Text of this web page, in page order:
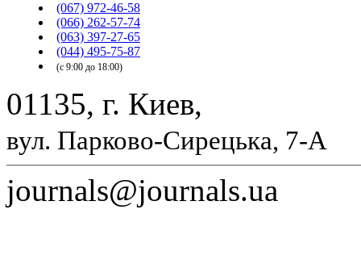
(067) 972-46-58
(066) 262-57-74
(063) 397-27-65
(044) 495-75-87
(с 9:00 до 18:00)
01135, г. Киев,
вул. Парково-Сирецька, 7-А
journals@journals.ua